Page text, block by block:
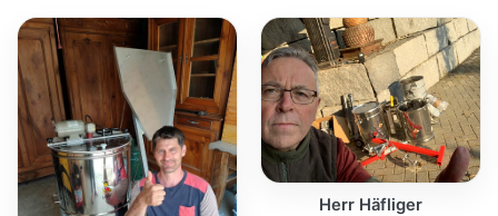
Herr Häfliger